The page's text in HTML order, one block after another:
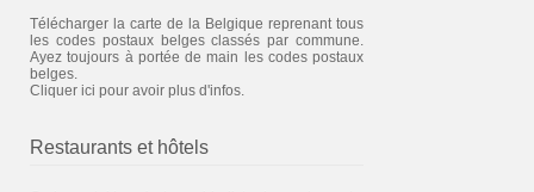
Télécharger la carte de la Belgique reprenant tous
les codes postaux belges classés par commune.
Ayez toujours à portée de main les codes postaux
belges.
Cliquer ici pour avoir plus d'infos.
Restaurants et hôtels